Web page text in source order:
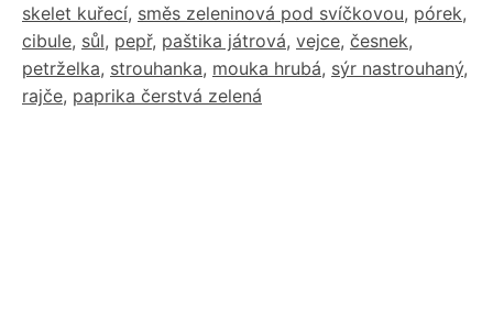
skelet kuřecí, směs zeleninová pod svíčkovou, pórek,
cibule, sůl, pepř, paštika játrová, vejce, česnek,
petrželka, strouhanka, mouka hrubá, sýr nastrouhaný,
rajče, paprika čerstvá zelená